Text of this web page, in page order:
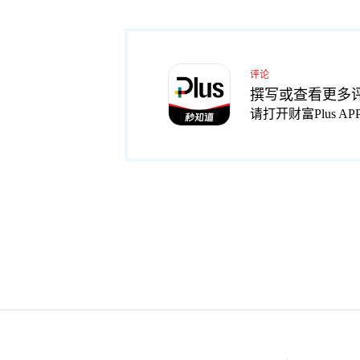
评论
撰写或查看更多
请打开财富Plus